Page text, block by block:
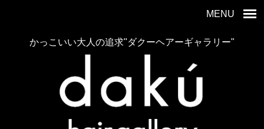
MENU
かっこいい大人の追求"ダクーヘアーギャラリー"